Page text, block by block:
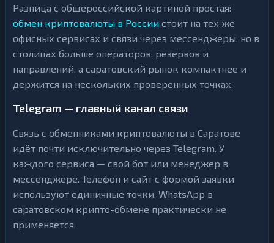
Разница с общероссийской картиной простая:
обмен криптовалюты в России стоит на тех же
офисных сервисах и связи через мессенджеры, но в
столицах больше операторов, резервов и
направлений, а саратовский рынок компактнее и
держится на нескольких проверенных точках.
Telegram — главный канал связи
Связь с обменниками криптовалюты в Саратове
идёт почти исключительно через Telegram. У
каждого сервиса — свой бот или менеджер в
мессенджере. Телефон и сайт с формой заявки
используют единичные точки. WhatsApp в
саратовском крипто-обмене практически не
применяется.